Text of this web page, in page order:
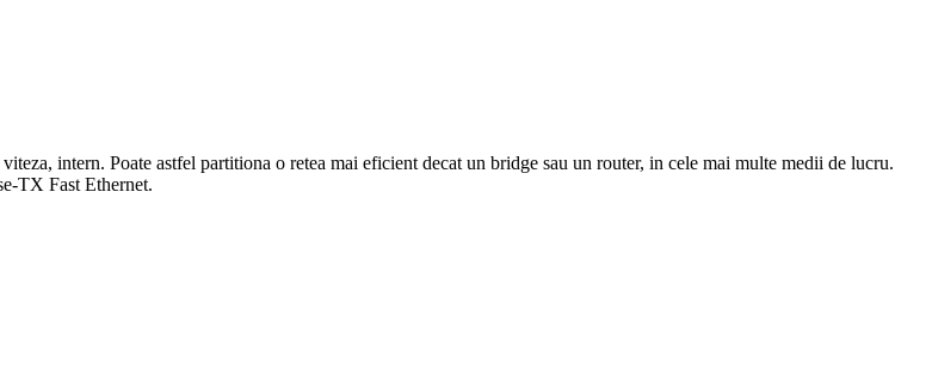
intern. Poate astfel partitiona o retea mai eficient decat un bridge sau un router, in cele mai multe medii de lucru.
TX Fast Ethernet.